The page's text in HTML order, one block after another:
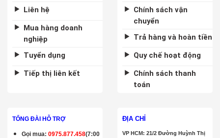
Liên hệ
Mua hàng doanh
nghiệp
Tuyển dụng
Tiếp thị liên kết
Chính sách vận
chuyển
Trả hàng và hoàn tiền
Quy chế hoạt động
Chính sách thanh
toán
TỔNG ĐÀI HỖ TRỢ
Gọi mua:0975.877.458(7:00
ĐỊA CHỈ
VP HCM: 21/2 Đường Huỳnh Thị